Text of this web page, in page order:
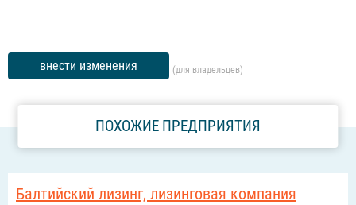
внести изменения (для владельцев)
ПОХОЖИЕ ПРЕДПРИЯТИЯ
Балтийский лизинг, лизинговая компания